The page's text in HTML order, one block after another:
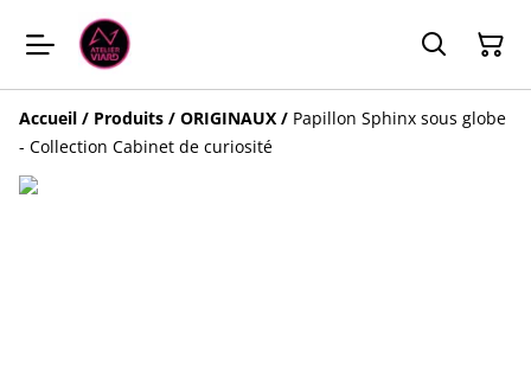
Accueil / Produits / ORIGINAUX / Papillon Sphinx sous globe
- Collection Cabinet de curiosité